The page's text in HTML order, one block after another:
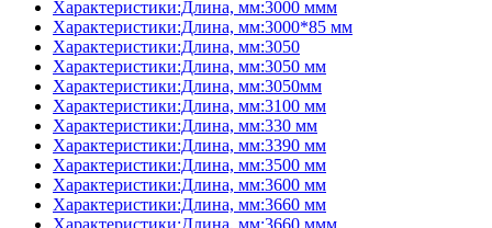
Характеристики:Длина, мм:3000 ммм
Характеристики:Длина, мм:3000*85 мм
Характеристики:Длина, мм:3050
Характеристики:Длина, мм:3050 мм
Характеристики:Длина, мм:3050мм
Характеристики:Длина, мм:3100 мм
Характеристики:Длина, мм:330 мм
Характеристики:Длина, мм:3390 мм
Характеристики:Длина, мм:3500 мм
Характеристики:Длина, мм:3600 мм
Характеристики:Длина, мм:3660 мм
Характеристики:Длина, мм:3660 ммм